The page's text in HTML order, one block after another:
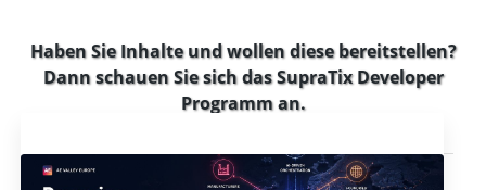
Haben Sie Inhalte und wollen diese bereitstellen?
Dann schauen Sie sich dasSupraTix Developer
Programman.